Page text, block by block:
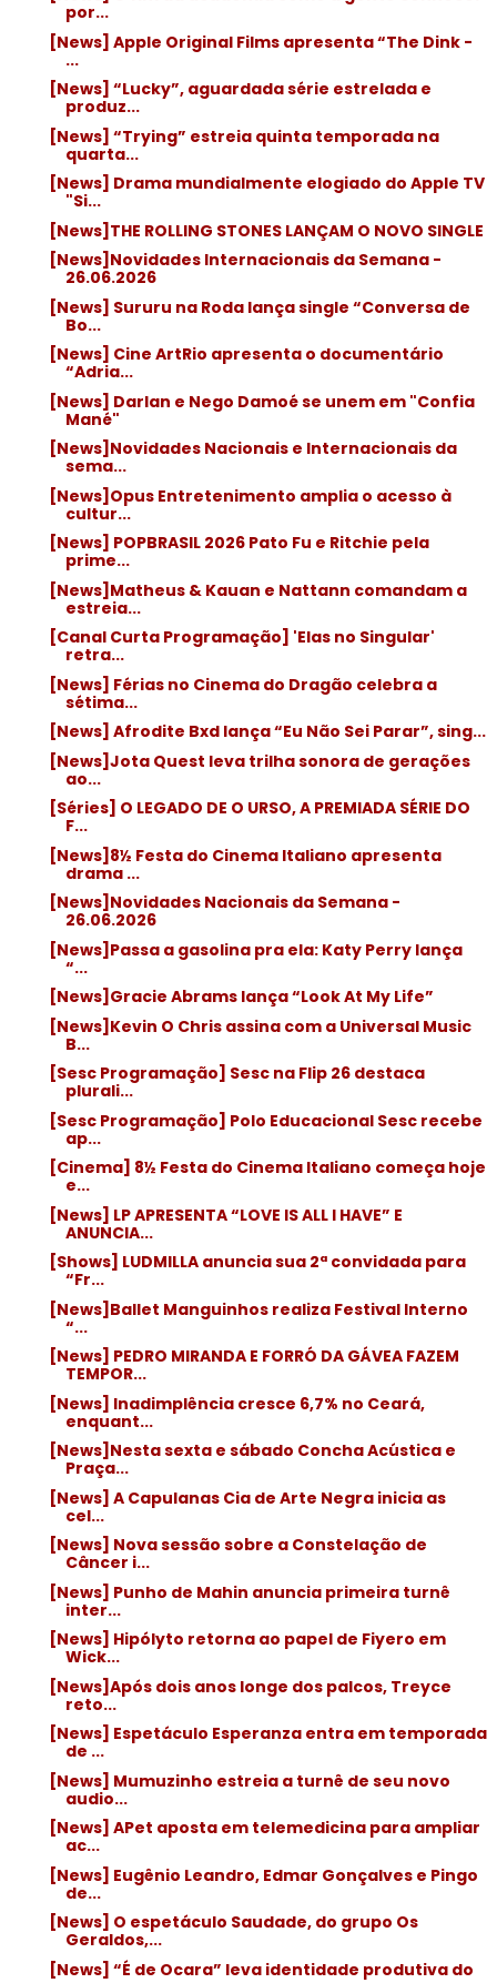
por...
[News] Apple Original Films apresenta “The Dink -
...
[News] “Lucky”, aguardada série estrelada e
produz...
[News] “Trying” estreia quinta temporada na
quarta...
[News] Drama mundialmente elogiado do Apple TV
"Si...
[News]THE ROLLING STONES LANÇAM O NOVO SINGLE
[News]Novidades Internacionais da Semana -
26.06.2026
[News] Sururu na Roda lança single “Conversa de
Bo...
[News] Cine ArtRio apresenta o documentário
“Adria...
[News] Darlan e Nego Damoé se unem em "Confia
Mané"
[News]Novidades Nacionais e Internacionais da
sema...
[News]Opus Entretenimento amplia o acesso à
cultur...
[News] POPBRASIL 2026 Pato Fu e Ritchie pela
prime...
[News]Matheus & Kauan e Nattann comandam a
estreia...
[Canal Curta Programação] 'Elas no Singular'
retra...
[News] Férias no Cinema do Dragão celebra a
sétima...
[News] Afrodite Bxd lança “Eu Não Sei Parar”, sing...
[News]Jota Quest leva trilha sonora de gerações
ao...
[Séries] O LEGADO DE O URSO, A PREMIADA SÉRIE DO
F...
[News]8½ Festa do Cinema Italiano apresenta
drama ...
[News]Novidades Nacionais da Semana -
26.06.2026
[News]Passa a gasolina pra ela: Katy Perry lança
“...
[News]Gracie Abrams lança “Look At My Life”
[News]Kevin O Chris assina com a Universal Music
B...
[Sesc Programação] Sesc na Flip 26 destaca
plurali...
[Sesc Programação] Polo Educacional Sesc recebe
ap...
[Cinema] 8½ Festa do Cinema Italiano começa hoje
e...
[News] LP APRESENTA “LOVE IS ALL I HAVE” E
ANUNCIA...
[Shows] LUDMILLA anuncia sua 2ª convidada para
“Fr...
[News]Ballet Manguinhos realiza Festival Interno
“...
[News] PEDRO MIRANDA E FORRÓ DA GÁVEA FAZEM
TEMPOR...
[News] Inadimplência cresce 6,7% no Ceará,
enquant...
[News]Nesta sexta e sábado Concha Acústica e
Praça...
[News] A Capulanas Cia de Arte Negra inicia as
cel...
[News] Nova sessão sobre a Constelação de
Câncer i...
[News] Punho de Mahin anuncia primeira turnê
inter...
[News] Hipólyto retorna ao papel de Fiyero em
Wick...
[News]Após dois anos longe dos palcos, Treyce
reto...
[News] Espetáculo Esperanza entra em temporada
de ...
[News] Mumuzinho estreia a turnê de seu novo
audio...
[News] APet aposta em telemedicina para ampliar
ac...
[News] Eugênio Leandro, Edmar Gonçalves e Pingo
de...
[News] O espetáculo Saudade, do grupo Os
Geraldos,...
[News] “É de Ocara” leva identidade produtiva do